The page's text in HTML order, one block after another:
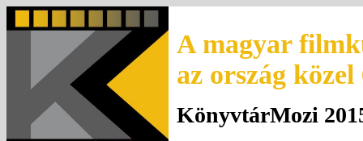
A magyar
az ország
KönyvtárMozi